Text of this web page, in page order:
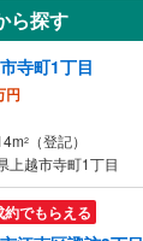
ら探す
市寺町1丁目
円
2
（登記）
上越市寺町1丁目
約でもらえる